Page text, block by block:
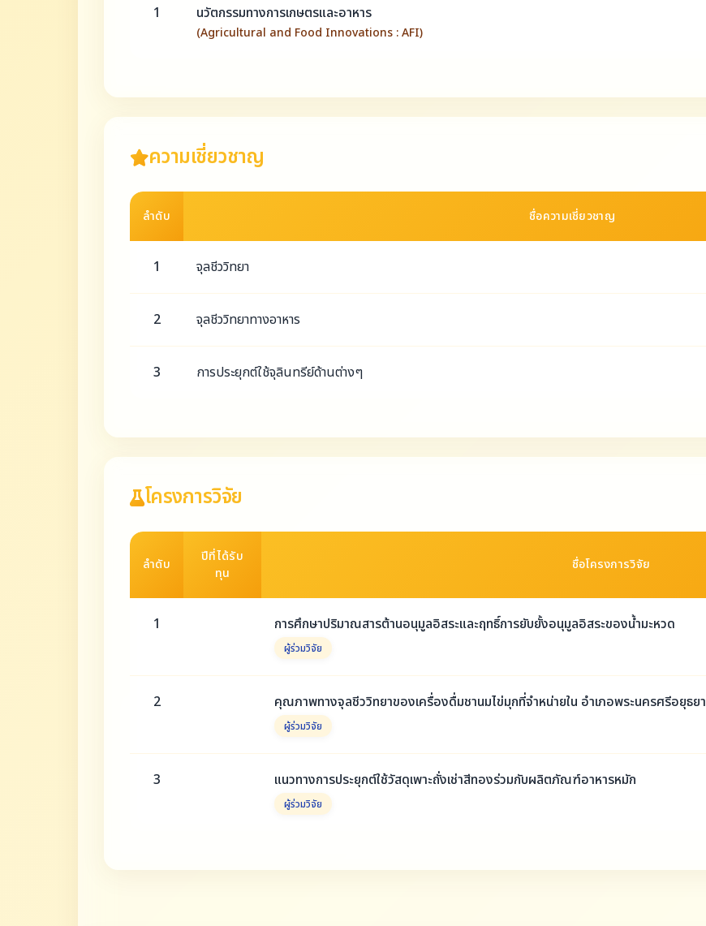
1 นวัตกรรมทางการเกษตรและอาหาร
(Agricultural and Food Innovations : AFI)
ความเชี่ยวชาญ
ลำดับ ชื่อความเชี่ยวชาญ
1 จุลชีววิทยา
2 จุลชีววิทยาทางอาหาร
3 การประยุกต์ใช้จุลินทรีย์ด้านต่างๆ
โครงการวิจัย
ลำดับ
ปีที่ได้รับ
ทุน
ชื่อโครงการวิจัย
1 การศึกษาปริมาณสารต้านอนุมูลอิสระและฤทธิ์การยับยั้งอนุมูลอิสระของน้ำมะหวด
ผู้ร่วมวิจัย
2 คุณภาพทางจุลชีววิทยาของเครื่องดื่มชานมไข่มุกที่จําหน่ายใน อำเภอพระนครศรีอยุธยา
ผู้ร่วมวิจัย
3 แนวทางการประยุกต์ใช้วัสดุเพาะถั่งเช่าสีทองร่วมกับผลิตภัณฑ์อาหารหมัก
ผู้ร่วมวิจัย